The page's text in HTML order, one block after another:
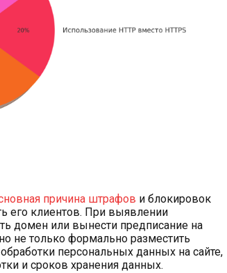
причина штрафов и блокировок
его клиентов. При выявлении
домен или вынести предписание на
не только формально разместить
персональных данных на сайте,
и сроков хранения данных.